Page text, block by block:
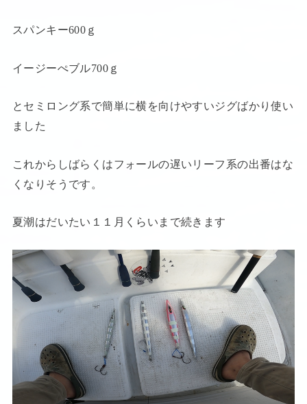
スパンキー600ｇ
イージーぺブル700ｇ
とセミロング系で簡単に横を向けやすいジグばかり使い
ました
これからしばらくはフォールの遅いリーフ系の出番はな
くなりそうです。
夏潮はだいたい１１月くらいまで続きます